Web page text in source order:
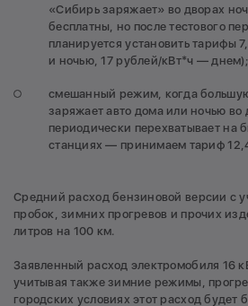
«Сибирь заряжает» во дворах
бесплатны, но после тестового
планируется установить тарифы
и ночью, 17 рублей/кВт*ч — днем);
смешанный режим, когда
заряжает авто дома или ночью во
периодически перехватывает на
станциях — принимаем тариф
Средний расход бензиновой версии с
пробок, зимних прогревов и прочих
литров на 100 км.
Заявленный расход электромобиля 16
учитывая также зимние режимы,
городских условиях этот расход будет